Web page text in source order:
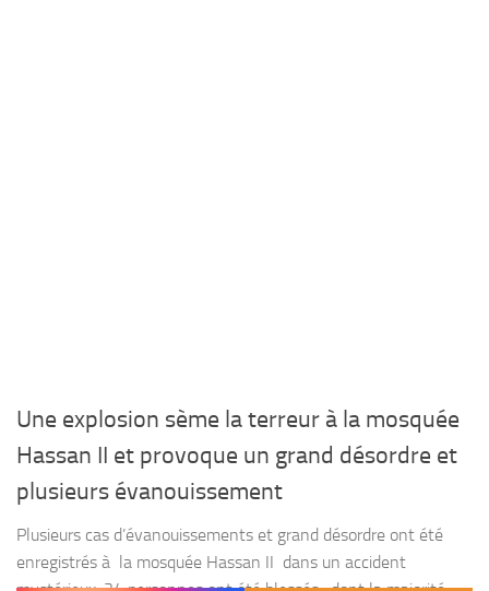
Une explosion sème la terreur à la mosquée
Hassan II et provoque un grand désordre et
plusieurs évanouissement
Plusieurs cas d’évanouissements et grand désordre ont été
enregistrés à la mosquée Hassan II dans un accident